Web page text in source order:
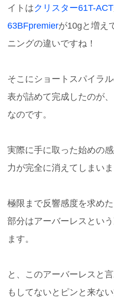
イトはクリスター61T-ACT
63BFpremierが10gと増え
ニングの違いですね！
そこにショートスパイラ
表が詰めて完成したのが、
なのです。
実際に手に取った始めの
力が完全に消えてしまい
極限まで反響感度を求め
部分はアーバーレスとい
ます。
と、このアーバーレスと
もしてないとピンと来な